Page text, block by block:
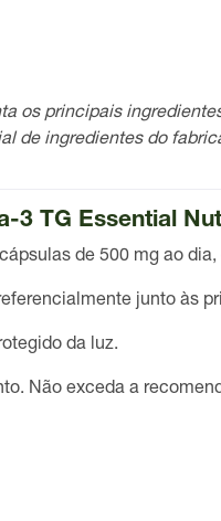
os principais
de ingredientes do
3 TG Essential
de 500 mg ao
junto às
da luz.
Não exceda a